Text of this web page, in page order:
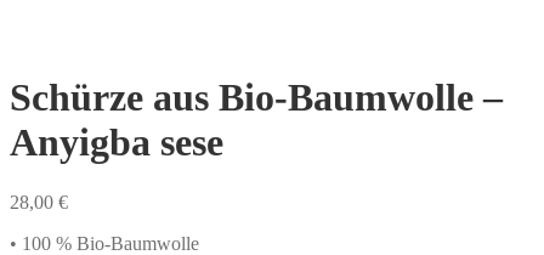
Schürze aus Bio-Baumwolle –
Anyigba sese
28,00 €
• 100 % Bio-Baumwolle